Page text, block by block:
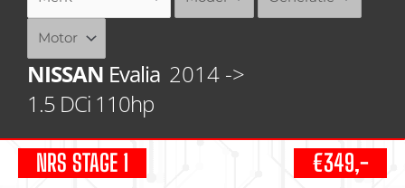
NISSAN Evalia 2014 ->
1.5 DCi 110hp
NRS STAGE 1 €349,-